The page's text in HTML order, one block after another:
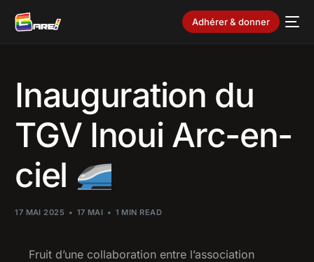
Adhérer & donner
Inauguration du
TGV Inoui Arc-en-
ciel
17 MAI 2025 17 MAI 1 MIN READ
Fruit d’une collaboration entre l’association